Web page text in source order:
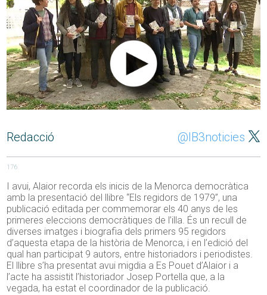
Redacció @IB3noticies
176
I avui, Alaior recorda els inicis de la Menorca democràtica
amb la presentació del llibre “Els regidors de 1979”, una
publicació editada per commemorar els 40 anys de les
primeres eleccions democràtiques de l’illa. És un recull de
diverses imatges i biografia dels primers 95 regidors
d’aquesta etapa de la història de Menorca, i en l’edició del
qual han participat 9 autors, entre historiadors i periodistes.
El llibre s’ha presentat avui migdia a Es Pouet d’Alaior i a
l’acte ha assistit l’historiador Josep Portella que, a la
vegada, ha estat el coordinador de la publicació.